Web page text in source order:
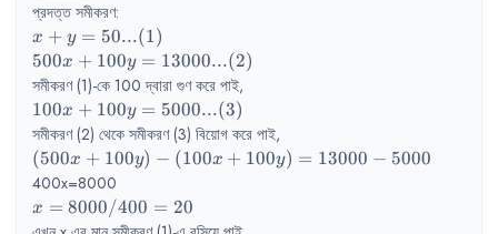
প্রদত্ত সমীকরণ:
x+y=50
...(1)
x + y = 50...(1)
500x+100y=13000
...(2)
500x + 100y = 13000...(2)
সমীকরণ (1)-কে 100 দ্বারা গুণ করে পাই,
100x+100y=5000
...(3)
100x + 100y = 5000...(3)
সমীকরণ (2) থেকে সমীকরণ (3) বিয়োগ করে পাই,
(500x+100y)-
(100x+100y)=13000-
5000
(500x + 100y) − (100x + 100y) = 13000 − 5000
400x=8000
x=8000/400
= 20
x = 8000/400 = 20